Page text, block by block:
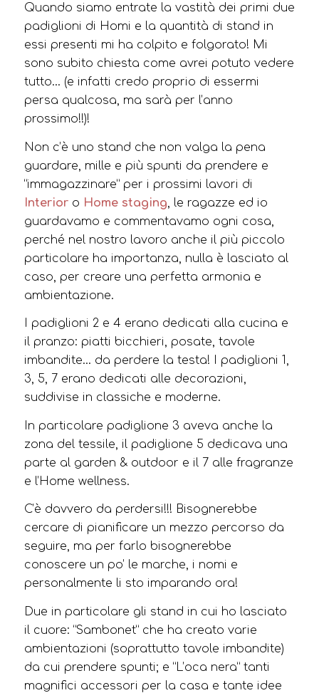
Quando siamo entrate la vastità dei primi due
padiglioni di Homi e la quantità di stand in
essi presenti mi ha colpito e folgorato! Mi
sono subito chiesta come avrei potuto vedere
tutto… (e infatti credo proprio di essermi
persa qualcosa, ma sarà per l’anno
prossimo!!)!
Non c’è uno stand che non valga la pena
guardare, mille e più spunti da prendere e
“immagazzinare” per i prossimi lavori di
Interioro Home staging , le ragazze ed io
guardavamo e commentavamo ogni cosa,
perché nel nostro lavoro anche il più piccolo
particolare ha importanza, nulla è lasciato al
caso, per creare una perfetta armonia e
ambientazione.
I padiglioni 2 e 4 erano dedicati alla cucina e
il pranzo: piatti bicchieri, posate, tavole
imbandite… da perdere la testa! I padiglioni 1,
3, 5, 7 erano dedicati alle decorazioni,
suddivise in classiche e moderne.
In particolare padiglione 3 aveva anche la
zona del tessile, il padiglione 5 dedicava una
parte al garden & outdoor e il 7 alle fragranze
e l’Home wellness.
C’è davvero da perdersi!!! Bisognerebbe
cercare di pianificare un mezzo percorso da
seguire, ma per farlo bisognerebbe
conoscere un po’ le marche, i nomi e
personalmente li sto imparando ora!
Due in particolare gli stand in cui ho lasciato
il cuore: “Sambonet” che ha creato varie
ambientazioni (soprattutto tavole imbandite)
da cui prendere spunti; e “L’oca nera” tanti
magnifici accessori per la casa e tante idee